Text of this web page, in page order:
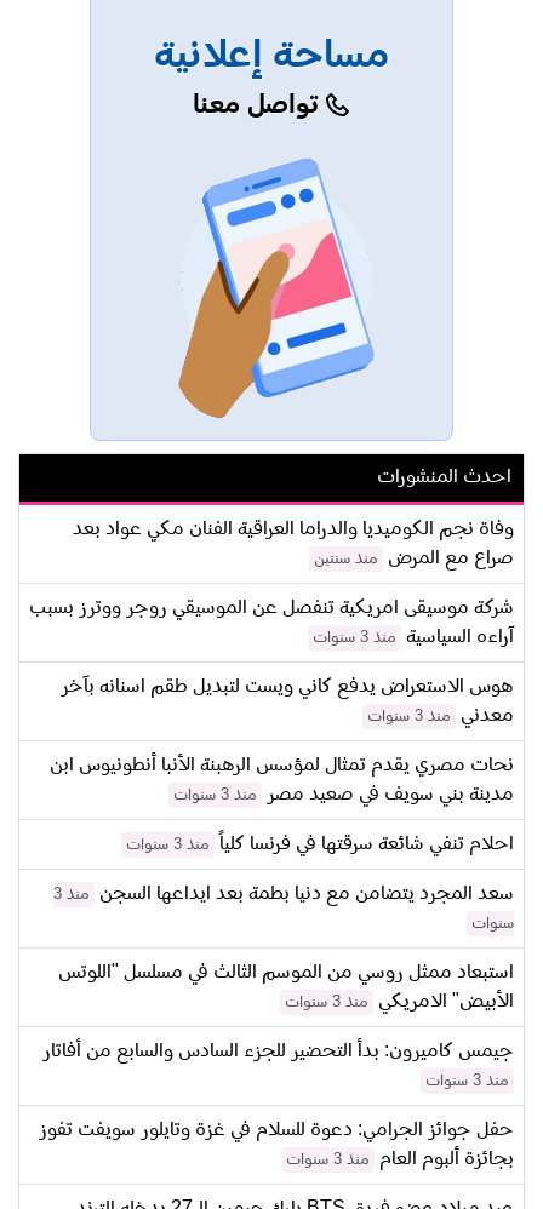
مساحة إعلانية
تواصل معنا
احدث المنشورات
وفاة نجم الكوميديا والدراما العراقية الفنان مكي عواد بعد
صراع مع المرض
منذ سنتين
شركة موسيقى امريكية تنفصل عن الموسيقي روجر ووترز بسبب
آراءه السياسية
منذ 3 سنوات
هوس الاستعراض يدفع كاني ويست لتبديل طقم اسنانه بآخر
معدني
منذ 3 سنوات
نحات مصري يقدم تمثال لمؤسس الرهبنة الأنبا أنطونيوس ابن
مدينة بني سويف في صعيد مصر
منذ 3 سنوات
احلام تنفي شائعة سرقتها في فرنسا كلياً منذ 3 سنوات
سعد المجرد يتضامن مع دنيا بطمة بعد ايداعها السجن
منذ 3
سنوات
استبعاد ممثل روسي من الموسم الثالث في مسلسل "اللوتس
الأبيض" الامريكي
منذ 3 سنوات
جيمس كاميرون: بدأ التحضير للجزء السادس والسابع من أفاتار
منذ 3 سنوات
حفل جوائز الجرامي: دعوة للسلام في غزة وتايلور سويفت تفوز
بجائزة ألبوم العام
منذ 3 سنوات